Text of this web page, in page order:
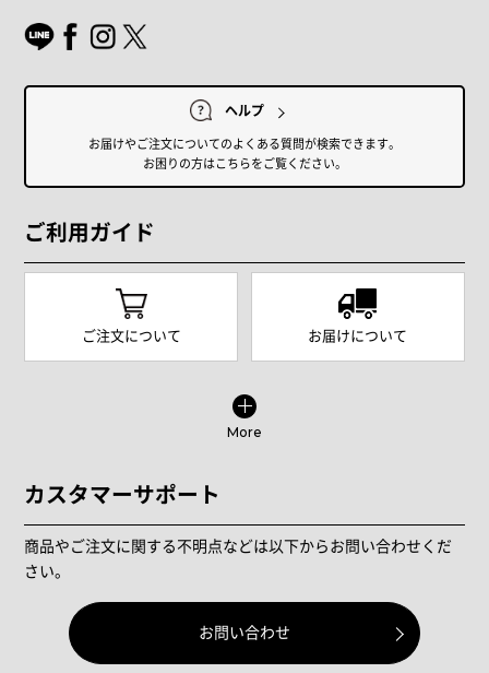
ヘルプ
お届けやご注文についてのよくある質問が検索できます。
お困りの方はこちらをご覧ください。
ご利用ガイド
ご注文について お届けについて
More
カスタマーサポート
商品やご注文に関する不明点などは以下からお問い合わせくだ
さい。
お問い合わせ